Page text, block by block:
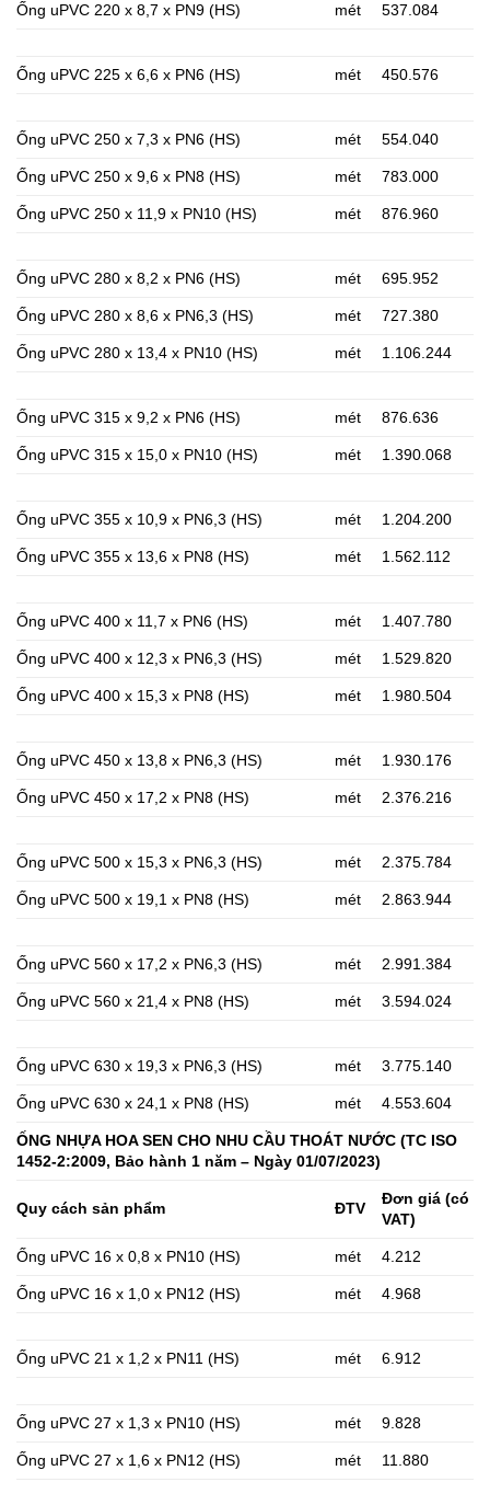
Ống uPVC 220 x 8,7 x PN9 (HS) mét 537.084
Ống uPVC 225 x 6,6 x PN6 (HS) mét 450.576
Ống uPVC 250 x 7,3 x PN6 (HS) mét 554.040
Ống uPVC 250 x 9,6 x PN8 (HS) mét 783.000
Ống uPVC 250 x 11,9 x PN10 (HS) mét 876.960
Ống uPVC 280 x 8,2 x PN6 (HS) mét 695.952
Ống uPVC 280 x 8,6 x PN6,3 (HS) mét 727.380
Ống uPVC 280 x 13,4 x PN10 (HS) mét 1.106.244
Ống uPVC 315 x 9,2 x PN6 (HS) mét 876.636
Ống uPVC 315 x 15,0 x PN10 (HS) mét 1.390.068
Ống uPVC 355 x 10,9 x PN6,3 (HS) mét 1.204.200
Ống uPVC 355 x 13,6 x PN8 (HS) mét 1.562.112
Ống uPVC 400 x 11,7 x PN6 (HS) mét 1.407.780
Ống uPVC 400 x 12,3 x PN6,3 (HS) mét 1.529.820
Ống uPVC 400 x 15,3 x PN8 (HS) mét 1.980.504
Ống uPVC 450 x 13,8 x PN6,3 (HS) mét 1.930.176
Ống uPVC 450 x 17,2 x PN8 (HS) mét 2.376.216
Ống uPVC 500 x 15,3 x PN6,3 (HS) mét 2.375.784
Ống uPVC 500 x 19,1 x PN8 (HS) mét 2.863.944
Ống uPVC 560 x 17,2 x PN6,3 (HS) mét 2.991.384
Ống uPVC 560 x 21,4 x PN8 (HS) mét 3.594.024
Ống uPVC 630 x 19,3 x PN6,3 (HS) mét 3.775.140
Ống uPVC 630 x 24,1 x PN8 (HS) mét 4.553.604
ỐNG NHỰA HOA SEN CHO NHU CẦU THOÁT NƯỚC (TC ISO
1452-2:2009, Bảo hành 1 năm – Ngày 01/07/2023)
Quy cách sản phẩm ĐTV
Đơn giá (có
VAT)
Ống uPVC 16 x 0,8 x PN10 (HS) mét 4.212
Ống uPVC 16 x 1,0 x PN12 (HS) mét 4.968
Ống uPVC 21 x 1,2 x PN11 (HS) mét 6.912
Ống uPVC 27 x 1,3 x PN10 (HS) mét 9.828
Ống uPVC 27 x 1,6 x PN12 (HS) mét 11.880